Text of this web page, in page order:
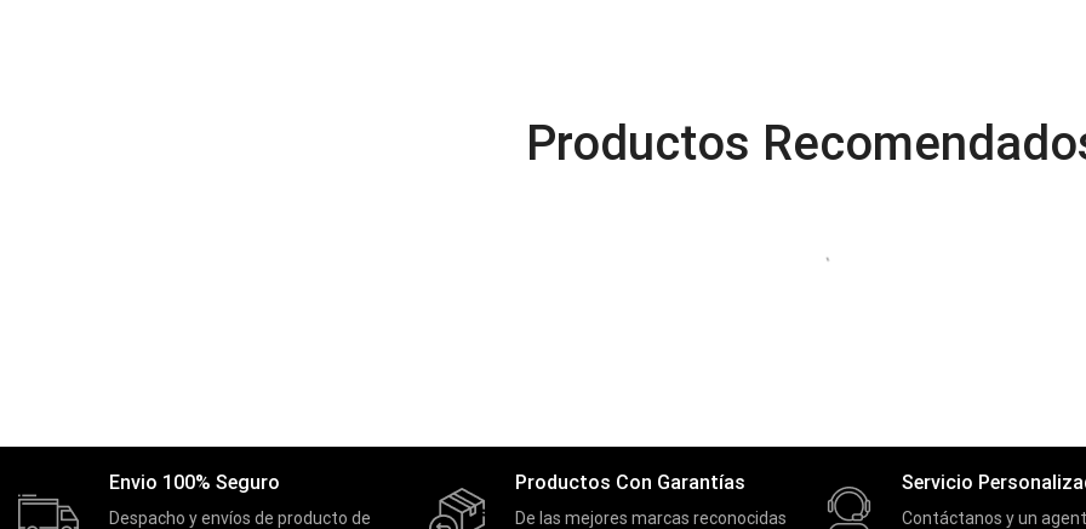
Productos
Envio 100% Seguro
Despacho y envíos de producto de
Productos Con Garantías
De las mejores marcas reconocidas
Servicio
Contáctanos y un